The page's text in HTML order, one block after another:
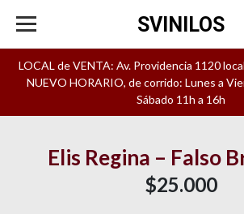
LOCAL de VENTA: Av. Providencia 1120
NUEVO HORARIO, de corrido: Lunes a
Sábado 11h a 16h
SVINILOS
Elis Regina – Falso
$25.000